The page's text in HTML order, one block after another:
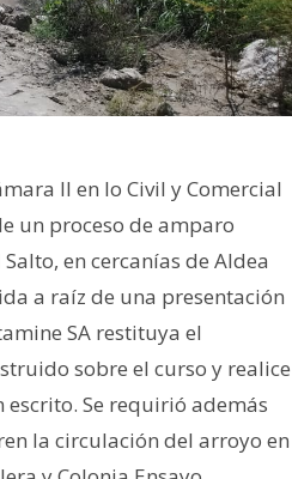
II en lo Civil y Comercial
un proceso de amparo
en cercanías de Aldea
a raíz de una presentación
SA restituya el
sobre el curso y realice
escrito. Se requirió además
la circulación del arroyo en